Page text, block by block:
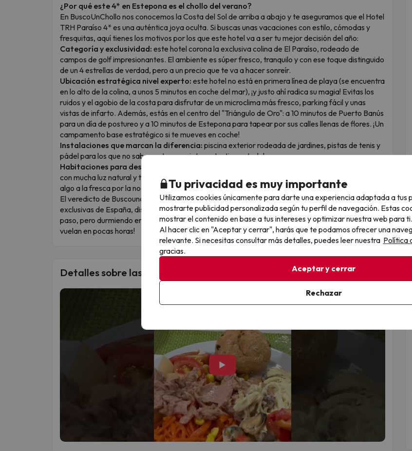
¿Por qué este 4* en Estepona es el chollo del verano?
En BuscoUnChollo nos conocemos la Costa del Sol de arriba a abajo y te aseguramos que el Hotel
TRH Paraíso 4* es una auténtica joya oculta. Si buscas unas vacaciones con estilo, cómodas y
fresquitas, aquí tienes los motivos por los que este hotel va a ser tu mejor decisión del año:
Categoría y exclusividad: este hotel corona la exclusiva colina de El Paraíso, rodeado de
campos de golf impresionantes. El ambiente es súper fresco, tranquilo y con ese toque distinguido
de un 4 estrellas de verdad, pero a un precio que te va a hacer sonreír.
Ubicación estratégica nivel experto: este hotel no está en primera línea de playa (se encuentra
en lo alto de la colina, a unos 5 minutos en coche del mar), ¡y justo ahí radica su magia! Evitas los
ruidos y el agobio de la costa para disfrutar de un microclima más fresco, parking fácil y unas
vistas de infarto. Además, estás en el centro del "Triángulo de Oro": a 10 minutos de Puerto Banús
para un día de postureo y a 10 minutos de Estepona para tapear por sus calles llenas de flores. ¡Un
campamento base estratégico si te mueves en coche!
Instalaciones que marcan la diferencia: piscina exterior rodeada de jardines, pistas de tenis y
pádel para los que no saben estarse quietos... ¡Lo tienes todo!
Habitaciones para descansar de verdad:
con mucha luz natural y todas cuentan con terraza o balcón privado. El rincón idílico para tomarte
algo a la fresca por la noche.
El veredicto de Buscounchollo: es el equilibrio perfecto. Te alojas en una de las zonas más
exclusivas de España, disfrutas de unas instalaciones completísimas y tienes toda la acción a un
paso, pero durmiendo en un oasis de paz y ahorrándote un dineral. ¡Un chollo inteligente de los que
vuelan en pocas horas!
Detalles sobre las comidas
▶
Tu privacidad es muy importante
Utilizamos cookies únicamente para darte una experiencia adaptada a tus
mostrarte publicidad personalizada según tu perfil de navegación. Estas
mostrar el contenido en base a tus intereses y optimizar nuestra web para ti.
Al hacer clic en "Aceptar y cerrar", harás que te podamos ofrecer una
relevante. Si necesitas consultar más detalles, puedes leer nuestra Política
gracias.
Aceptar y cerrar
Rechazar